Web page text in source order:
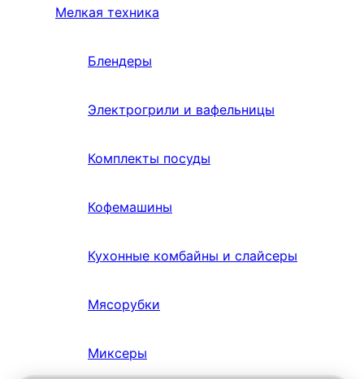
Мелкая техника
Блендеры
Электрогрили и вафельницы
Комплекты посуды
Кофемашины
Кухонные комбайны и слайсеры
Мясорубки
Миксеры